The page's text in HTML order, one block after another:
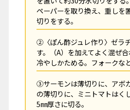
ペーパーを取り換え、重しを
切りをする。
②〈ぽん酢ジュレ作り〉ゼラ
す。（A）を加えてよく混ぜ
冷やしかためる。フォークな
③サーモンは薄切りに、アボ
の薄切りに、ミニトマトはく
5㎜厚さに切る。